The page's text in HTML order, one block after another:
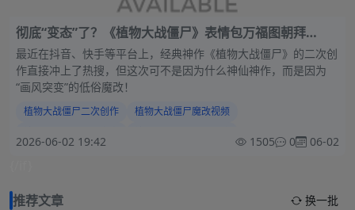
彻底“变态”了？《植物大战僵尸》表情包万福图朝拜
waneczka228神秘画师猎奇模组惊动全网，植物们集体
长“成人特征”
最近在抖音、快手等平台上，经典神作《植物大战僵尸》的二次创
作直接冲上了热搜，但这次可不是因为什么神仙神作，而是因为
“画风突变”的低俗魔改！
植物大战僵尸二次创作
植物大战僵尸魔改视频
植物大战僵尸网络魔改
2026-06-02 19:42 1505 0 06-02
推荐文章
换一批